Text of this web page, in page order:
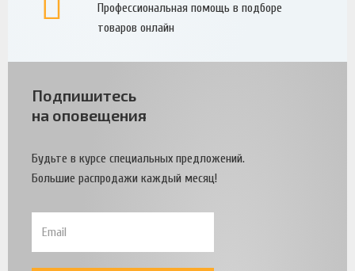
Профессиональная помощь в подборе
товаров онлайн
Подпишитесь
на оповещения
Будьте в курсе специальных предложений.
Большие распродажи каждый месяц!